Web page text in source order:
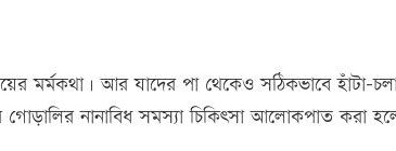
মর্মকথা। আর যাদের পা থেকেও সঠিকভাবে হাঁটা-
গোড়ালির নানাবিধ সমস্যা চিকিৎসা আলোকপাত করা